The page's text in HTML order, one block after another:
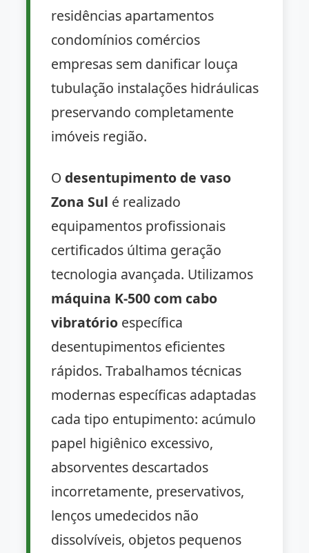
residências apartamentos
condomínios comércios
empresas sem danificar louça
tubulação instalações hidráulicas
preservando completamente
imóveis região.
O desentupimento de vaso
Zona Sul é realizado
equipamentos profissionais
certificados última geração
tecnologia avançada. Utilizamos
máquina K-500 com cabo
vibratório específica
desentupimentos eficientes
rápidos. Trabalhamos técnicas
modernas específicas adaptadas
cada tipo entupimento: acúmulo
papel higiênico excessivo,
absorventes descartados
incorretamente, preservativos,
lenços umedecidos não
dissolvíveis, objetos pequenos